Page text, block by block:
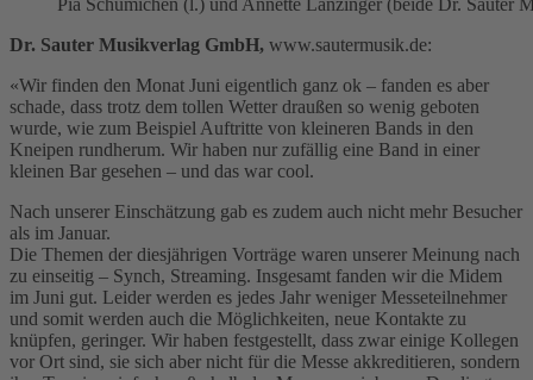
Dr. Sauter Musikverlag GmbH, www.sautermusik.de:
«Wir finden den Monat Juni eigentlich ganz ok – fanden es aber
schade, dass trotz dem tollen Wetter draußen so wenig geboten
wurde, wie zum Beispiel Auftritte von kleineren Bands in den
Kneipen rundherum. Wir haben nur zufällig eine Band in einer
kleinen Bar gesehen – und das war cool.
Nach unserer Einschätzung gab es zudem auch nicht mehr Besucher
als im Januar.
Die Themen der diesjährigen Vorträge waren unserer Meinung nach
zu einseitig – Synch, Streaming. Insgesamt fanden wir die Midem
im Juni gut. Leider werden es jedes Jahr weniger Messeteilnehmer
und somit werden auch die Möglichkeiten, neue Kontakte zu
knüpfen, geringer. Wir haben festgestellt, dass zwar einige Kollegen
vor Ort sind, sie sich aber nicht für die Messe akkreditieren, sondern